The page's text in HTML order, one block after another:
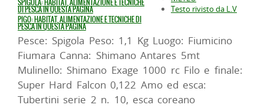
Testo rivisto da L.V
SPIGOLA: HABITAT, ALIMENTAZIONE E TECNICHE
DI PESCA IN QUESTA PAGINA
PIGO: HABITAT, ALIMENTAZIONE E TECNICHE DI
PESCA IN QUESTA PAGINA
Pesce: Spigola Peso: 1,1 Kg Luogo: Fiumicino
Fiumara Canna: Shimano Antares 5mt
Mulinello: Shimano Exage 1000 rc Filo e finale:
Super Hard Falcon 0,122 Amo ed esca:
Tubertini serie 2 n. 10, esca coreano